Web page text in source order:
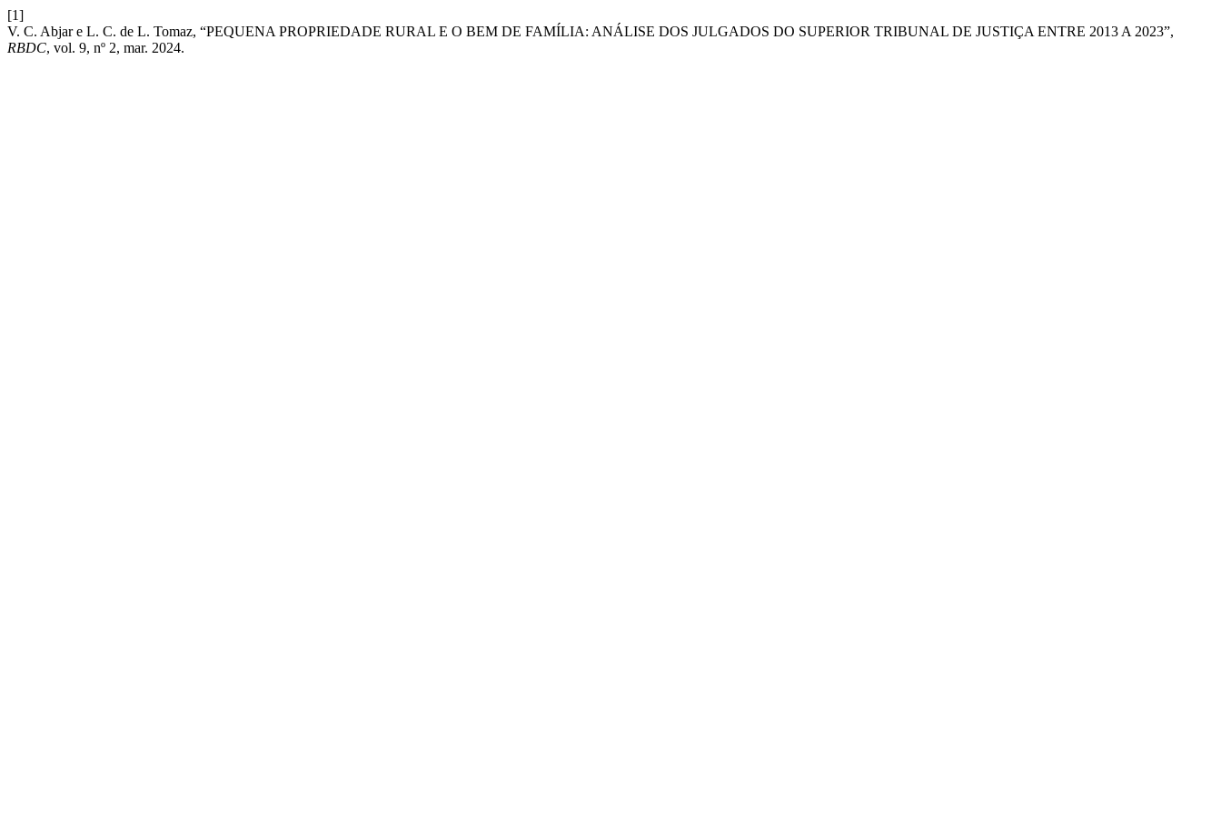
[1]
V. C. Abjar e L. C. de L. Tomaz, “PEQUENA PROPRIEDADE RURAL E O BEM DE FAMÍLIA: ANÁLISE DOS JULGADOS DO SUPERIOR TRIBUNAL DE JUSTIÇA ENTRE 2013 A 2023”,
RBDC, vol. 9, nº 2, mar. 2024.